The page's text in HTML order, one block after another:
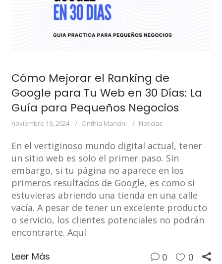
Cómo Mejorar el Ranking de
Google para Tu Web en 30 Días: La
Guía para Pequeños Negocios
noviembre 19, 2024 Cinthia Mancini Noticias
En el vertiginoso mundo digital actual, tener
un sitio web es solo el primer paso. Sin
embargo, si tu página no aparece en los
primeros resultados de Google, es como si
estuvieras abriendo una tienda en una calle
vacía. A pesar de tener un excelente producto
o servicio, los clientes potenciales no podrán
encontrarte. Aquí
Leer Más 0 0